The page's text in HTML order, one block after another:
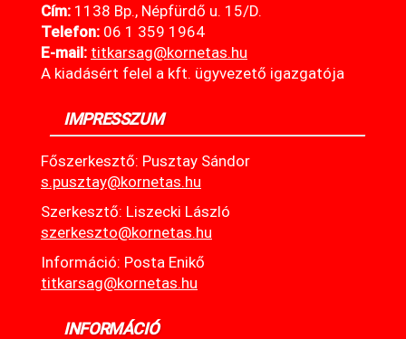
Cím: 1138 Bp., Népfürdő u. 15/D.
Telefon: 06 1 359 1964
E-mail: titkarsag@kornetas.hu
A kiadásért felel a kft. ügyvezető igazgatója
IMPRESSZUM
Főszerkesztő: Pusztay Sándor
s.pusztay@kornetas.hu
Szerkesztő: Liszecki László
szerkeszto@kornetas.hu
Információ: Posta Enikő
titkarsag@kornetas.hu
INFORMÁCIÓ